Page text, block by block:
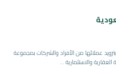
عملائها من الأفراد والشركات بمجموعة
والاستثمارية ...